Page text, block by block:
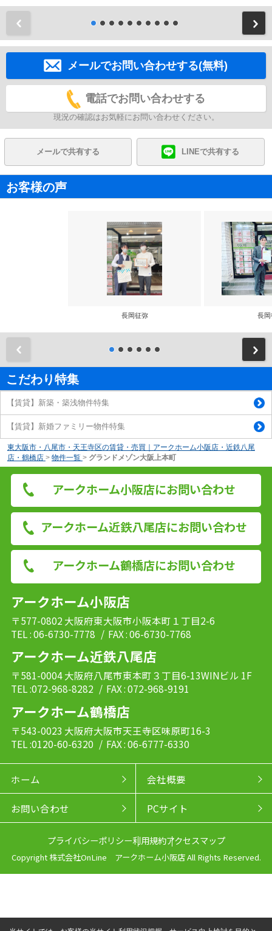
メールでお問い合わせする(無料)
電話でお問い合わせする
現況の確認はお気軽にお問い合わせください。
メールで共有する LINEで共有する
お客様の声
長岡征弥 長岡
こだわり特集
【賃貸】新築・築浅物件特集
【賃貸】新婚ファミリー物件特集
東大阪市・八尾市・天王寺区の賃貸・売買｜アークホーム小阪店・近鉄八尾
店・鶴橋店 > 物件一覧 > グランドメゾン大阪上本町
アークホーム小阪店にお問い合わせ
アークホーム近鉄八尾店にお問い合わせ
アークホーム鶴橋店にお問い合わせ
アークホーム小阪店
〒577-0802 大阪府東大阪市小阪本町１丁目2-6
TEL : 06-6730-7778 / FAX : 06-6730-7768
アークホーム近鉄八尾店
〒581-0004 大阪府八尾市東本町３丁目6-13WINビル 1F
TEL :072-968-8282 / FAX : 072-968-9191
アークホーム鶴橋店
〒543-0023 大阪府大阪市天王寺区味原町16-3
TEL :0120-60-6320 / FAX : 06-6777-6330
ホーム 会社概要
お問い合わせ PCサイト
プライバシーポリシー利用規約アクセスマップ
Copyright 株式会社OnLine アークホーム小阪店 All Rights Reserved.